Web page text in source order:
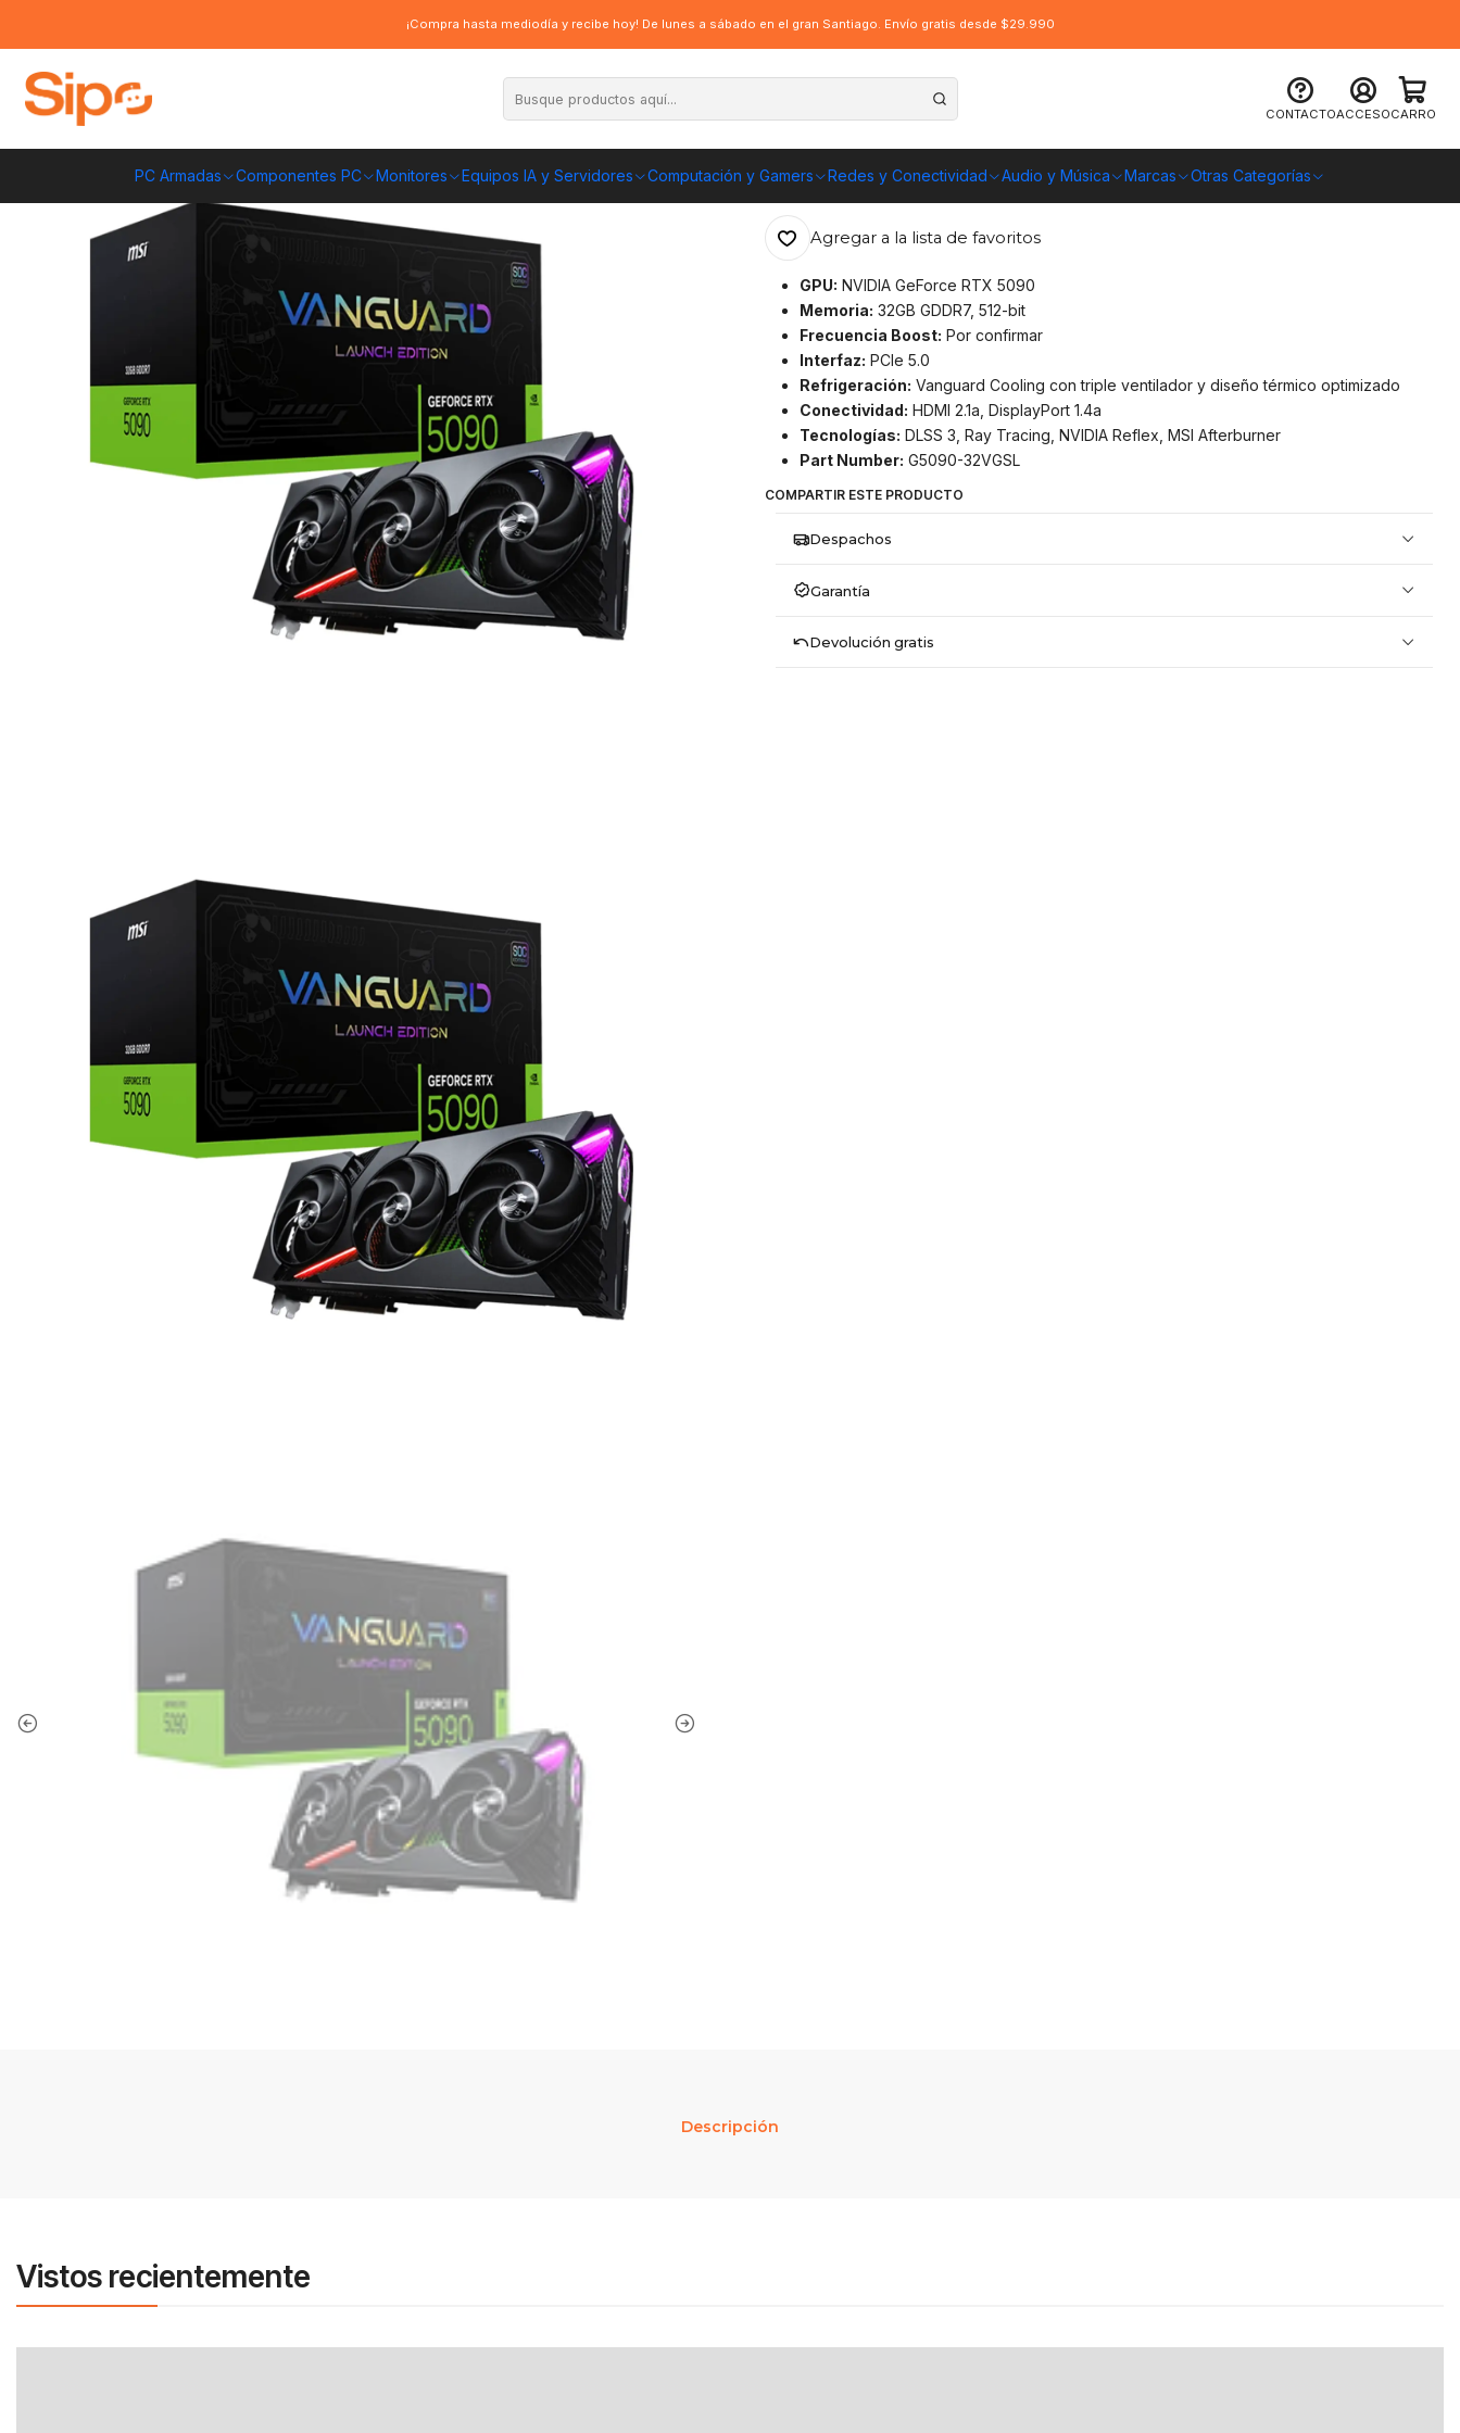
CONTACTOACCESOCARRO
PC Armadas Componentes PC Monitores Equipos IA y Servidores Computación y Gamers Redes y Conectividad Audio y Música Marcas Otras Categorías
¡Compra hasta mediodía y recibe hoy! De lunes a sábado en el gran Santiago. Envío gratis desde $29.990
Tarjeta de Video MSI RTX 5090 32G VANGUARD SOC LAUNCH EDITION
Tarjeta de Video MSI RTX 5090 32G VANGUARD SOC
LAUNCH EDITION
ENVÍO GRATIS A TODO CHILE
Agregar a la lista de favoritos
GPU: NVIDIA GeForce RTX 5090
Memoria: 32GB GDDR7, 512-bit
Frecuencia Boost: Por confirmar
Interfaz: PCIe 5.0
Refrigeración: Vanguard Cooling con triple ventilador y diseño térmico optimizado
Conectividad: HDMI 2.1a, DisplayPort 1.4a
Tecnologías: DLSS 3, Ray Tracing, NVIDIA Reflex, MSI Afterburner
Part Number: G5090-32VGSL
COMPARTIR ESTE PRODUCTO
Despachos
Garantía
Devolución gratis
Descripción
Vistos recientemente